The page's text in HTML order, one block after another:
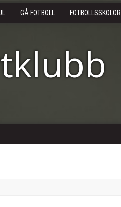
GÅ FOTBOLL FOTBOLLSSKOLOR